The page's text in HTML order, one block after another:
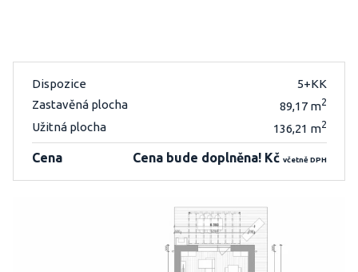
Dispozice
5+KK
Zastavěná plocha
89,17 m2
Užitná plocha 136,21 m2
Cena Cena bude doplněna! Kč včetně DPH